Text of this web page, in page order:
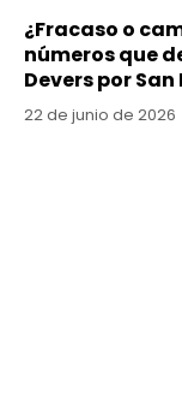
¿Fracaso o
números que
Devers por
22 de junio de 2026